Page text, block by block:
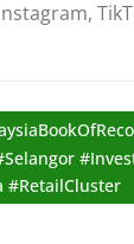
#RetailCluster